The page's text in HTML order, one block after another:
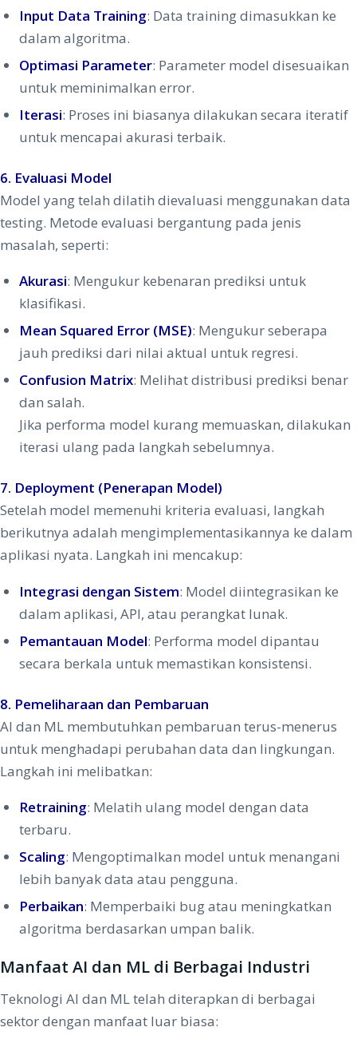
Input Data Training: Data training dimasukkan ke
dalam algoritma.
Optimasi Parameter: Parameter model disesuaikan
untuk meminimalkan error.
Iterasi: Proses ini biasanya dilakukan secara iteratif
untuk mencapai akurasi terbaik.
6. Evaluasi Model
Model yang telah dilatih dievaluasi menggunakan data
testing. Metode evaluasi bergantung pada jenis
masalah, seperti:
Akurasi: Mengukur kebenaran prediksi untuk
klasifikasi.
Mean Squared Error (MSE): Mengukur seberapa
jauh prediksi dari nilai aktual untuk regresi.
Confusion Matrix: Melihat distribusi prediksi benar
dan salah.
Jika performa model kurang memuaskan, dilakukan
iterasi ulang pada langkah sebelumnya.
7. Deployment (Penerapan Model)
Setelah model memenuhi kriteria evaluasi, langkah
berikutnya adalah mengimplementasikannya ke dalam
aplikasi nyata. Langkah ini mencakup:
Integrasi dengan Sistem: Model diintegrasikan ke
dalam aplikasi, API, atau perangkat lunak.
Pemantauan Model: Performa model dipantau
secara berkala untuk memastikan konsistensi.
8. Pemeliharaan dan Pembaruan
AI dan ML membutuhkan pembaruan terus-menerus
untuk menghadapi perubahan data dan lingkungan.
Langkah ini melibatkan:
Retraining: Melatih ulang model dengan data
terbaru.
Scaling: Mengoptimalkan model untuk menangani
lebih banyak data atau pengguna.
Perbaikan: Memperbaiki bug atau meningkatkan
algoritma berdasarkan umpan balik.
Manfaat AI dan ML di Berbagai Industri
Teknologi AI dan ML telah diterapkan di berbagai
sektor dengan manfaat luar biasa: